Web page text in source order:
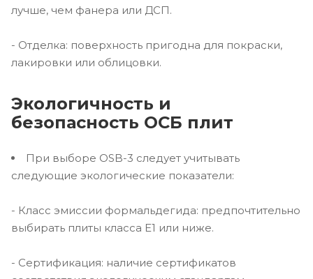
лучше, чем фанера или ДСП.
- Отделка: поверхность пригодна для покраски,
лакировки или облицовки.
Экологичность и
безопасность ОСБ плит
При выборе OSB-3 следует учитывать
следующие экологические показатели:
- Класс эмиссии формальдегида: предпочтительно
выбирать плиты класса E1 или ниже.
- Сертификация: наличие сертификатов